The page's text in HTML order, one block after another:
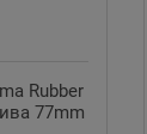
Rubber
77mm